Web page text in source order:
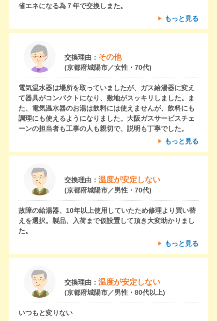
省エネになる為７年で交換しまた。
もっと見る
交換理由： その他
(京都府城陽市／女性・70代)
電気温水器は場所を取っていましたが、ガス給湯器に変え
て器具がコンパクトになり、敷地がスッキリしました。ま
た、電気温水器のお湯は飲料には使えませんが、飲料にも
調理にも使えるようになりました。大阪ガスサービスチェ
ーンの担当者も工事の人も親切で、説明も丁寧でした。
もっと見る
交換理由： 温度が安定しない
(京都府城陽市／男性・70代)
故障の給湯器、10年以上使用していたため修理より買い替
えを選択。製品、入荷まで仮設置して頂き大変助かりまし
た。
もっと見る
交換理由： 温度が安定しない
(京都府城陽市／男性・80代以上)
いつもと変りない